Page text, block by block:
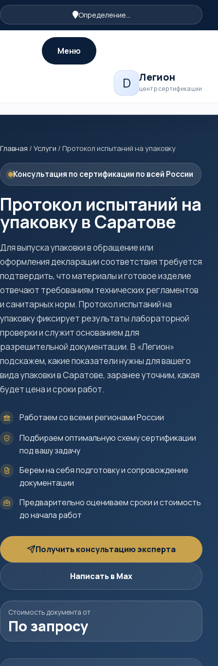
Определение...
D Легион
центр сертификации
Меню
Главная / Услуги / Протокол испытаний на упаковку
Консультация по сертификации по всей России
Протокол испытаний на
упаковку в Саратове
Для выпуска упаковки в обращение или
оформления декларации соответствия требуется
подтвердить, что материалы и готовое изделие
отвечают требованиям технических регламентов
и санитарных норм. Протокол испытаний на
упаковку фиксирует результаты лабораторной
проверки и служит основанием для
разрешительной документации. В «Легион»
подскажем, какие показатели нужны для вашего
вида упаковки в Саратове, заранее уточним, какая
будет цена и сроки работ.
Работаем со всеми регионами России
Подбираем оптимальную схему сертификации
под вашу задачу
Берем на себя подготовку и сопровождение
документации
Предварительно оцениваем сроки и стоимость
до начала работ
Получить консультацию эксперта
Написать в Max
Стоимость документа от
По запросу